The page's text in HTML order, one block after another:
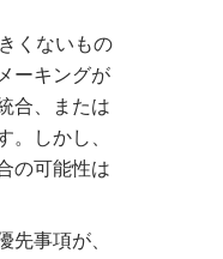
くないもの
ーキングが
合、または
しかし、
の可能性は
事項が、